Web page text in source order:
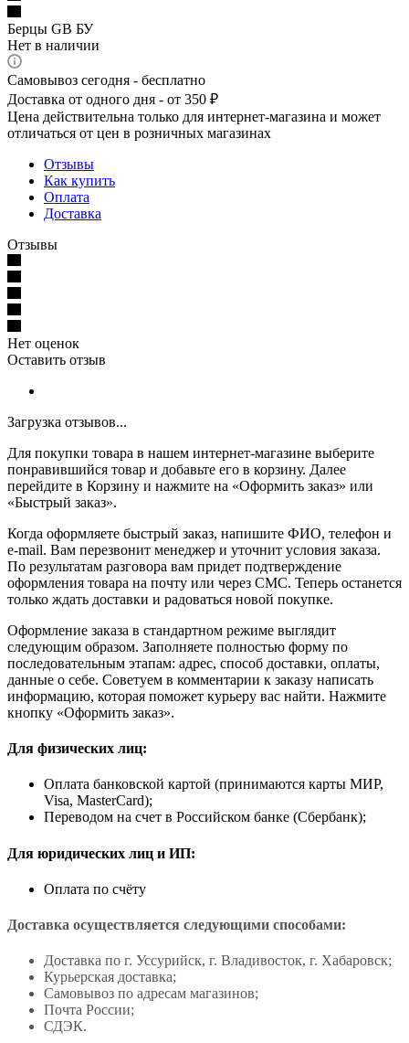
Берцы GB БУ
Нет в наличии
Самовывоз сегодня - бесплатно
Доставка от одного дня - от 350 ₽
Цена действительна только для интернет-магазина и может
отличаться от цен в розничных магазинах
Отзывы
Как купить
Оплата
Доставка
Отзывы
Нет оценок
Оставить отзыв
Загрузка отзывов...
Для покупки товара в нашем интернет-магазине выберите
понравившийся товар и добавьте его в корзину. Далее
перейдите в Корзину и нажмите на «Оформить заказ» или
«Быстрый заказ».
Когда оформляете быстрый заказ, напишите ФИО, телефон и
e-mail. Вам перезвонит менеджер и уточнит условия заказа.
По результатам разговора вам придет подтверждение
оформления товара на почту или через СМС. Теперь останется
только ждать доставки и радоваться новой покупке.
Оформление заказа в стандартном режиме выглядит
следующим образом. Заполняете полностью форму по
последовательным этапам: адрес, способ доставки, оплаты,
данные о себе. Советуем в комментарии к заказу написать
информацию, которая поможет курьеру вас найти. Нажмите
кнопку «Оформить заказ».
Для физических лиц:
Оплата банковской картой (принимаются карты МИР,
Visa, MasterCard);
Переводом на счет в Российском банке (Сбербанк);
Для юридических лиц и ИП:
Оплата по счёту
Доставка осуществляется следующими способами:
Доставка по г. Уссурийск, г. Владивосток, г. Хабаровск;
Курьерская доставка;
Самовывоз по адресам магазинов;
Почта России;
СДЭК.